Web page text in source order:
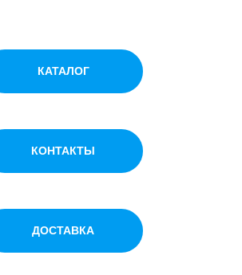
КАТАЛОГ
ДОСТАВКА
КОНТАКТЫ